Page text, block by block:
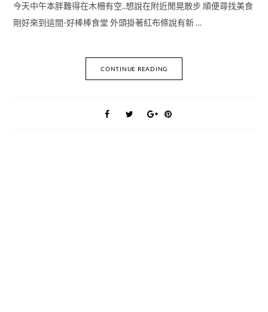
今天中午本胖難得在木柵有空..想說在附近閒晃散步 順便尋找美食
剛好來到這間-好棒棒食堂 外頭掛著紅布條說有新 …
CONTINUE READING